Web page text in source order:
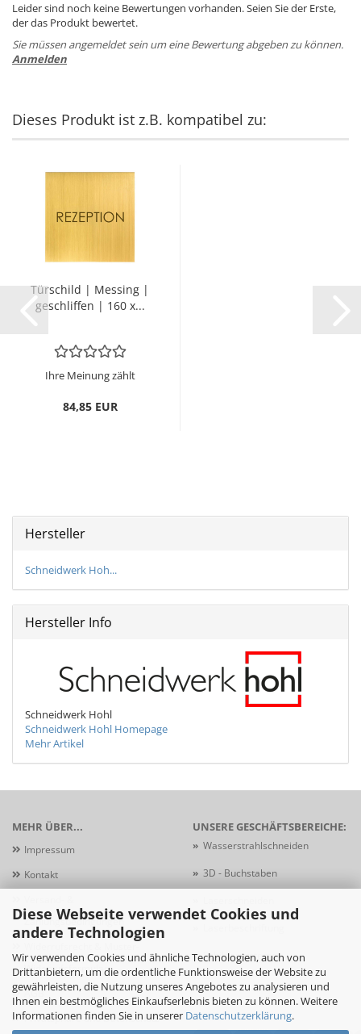
Diese Webseite verwendet Cookies und
andere Technologien
Wir verwenden Cookies und ähnliche Technologien, auch von
Drittanbietern, um die ordentliche Funktionsweise der Website zu
gewährleisten, die Nutzung unseres Angebotes zu analysieren und
Ihnen ein bestmögliches Einkaufserlebnis bieten zu können. Weitere
Informationen finden Sie in unserer Datenschutzerklärung.
Leider sind noch keine Bewertungen vorhanden. Seien Sie der Erste,
der das Produkt bewertet.
Sie müssen angemeldet sein um eine Bewertung abgeben zu können.
Anmelden
Dieses Produkt ist z.B. kompatibel zu:
Tür­schild | Mes­sing |
ge­schlif­fen | 160 x...
Ihre Meinung zählt
84,85 EUR
Hersteller
Schneidwerk Hoh...
Hersteller Info
Schneidwerk Hohl
Schneidwerk Hohl Homepage
Mehr Artikel
MEHR ÜBER...
Impressum
Kontakt
Zahlungsbedingungen
Widerrufsformular
AGB
Privatsphäre und Datenschutz
UNSERE GESCHÄFTSBEREICHE:
» Wasserstrahlschneiden
» 3D - Buchstaben
»Schildersysteme